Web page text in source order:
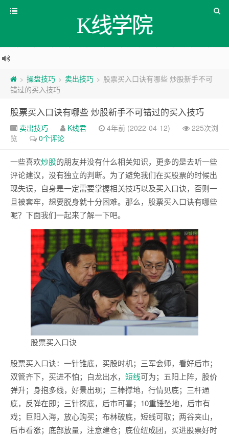
K线学院
> 操盘技巧 > 卖出技巧 > 股票买入口诀有哪些 炒股新手不可
错过的买入技巧
股票买入口诀有哪些 炒股新手不可错过的买入技巧
卖出技巧 K线君 4年前 (2022-04-12)
225次浏
览
0个评论
一些喜欢炒股的朋友并没有什么相关知识，更多的是去听一些
评论建议，没有独立的判断。为了避免我们在买股票的时候出
现失误，自身是一定需要掌握相关技巧以及买入口诀，否则一
旦被套牢，想要脱身就十分困难。那么，股票买入口诀有哪些
呢？下面我们一起来了解一下吧。
股票买入口诀
股票买入口诀：一针锥底，买股时机；三军会师，看好后市；
双管齐下，买进不怕；白龙出水， 短线可为；五阳上阵，股价
弹升；身抱多线，好景出现；三棒撑地，行情见底；三杆通
底，反弹在即；三针探底，后市可喜；10重锤坠地，后市有
戏；巨阳入海，放心购买；布林破底，短线可取；两谷夹山，
后市看涨；底部放量，注意建仓；底位纽成团，买进股票好时